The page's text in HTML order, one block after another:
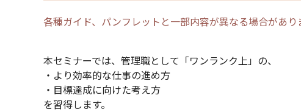
各種ガイド、パンフレットと一部内容が異なる場合があ
本セミナーでは、管理職として「ワンランク上」の、
・より効率的な仕事の進め方
・目標達成に向けた考え方
を習得します。